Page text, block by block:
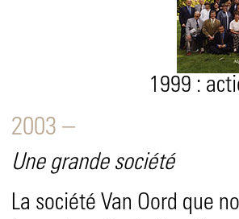
1999 :
2003 –
Une grande société
La société Van Oord que